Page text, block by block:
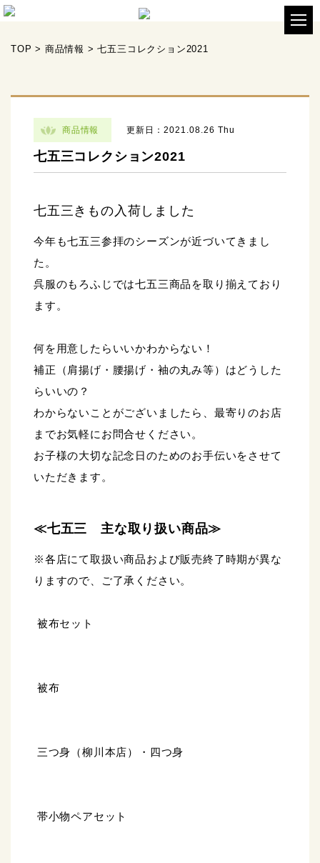
TOP > 商品情報 >七五三コレクション2021
商品情報 更新日：2021.08.26 Thu
七五三コレクション2021
七五三きもの入荷しました
今年も七五三参拝のシーズンが近づいてきまし
た。
呉服のもろふじでは七五三商品を取り揃えており
ます。
何を用意したらいいかわからない！
補正（肩揚げ・腰揚げ・袖の丸み等）はどうした
らいいの？
わからないことがございましたら、最寄りのお店
までお気軽にお問合せください。
お子様の大切な記念日のためのお手伝いをさせて
いただきます。
≪七五三 主な取り扱い商品≫
※各店にて取扱い商品および販売終了時期が異な
りますので、ご了承ください。
被布セット
被布
三つ身（柳川本店）・四つ身
帯小物ペアセット